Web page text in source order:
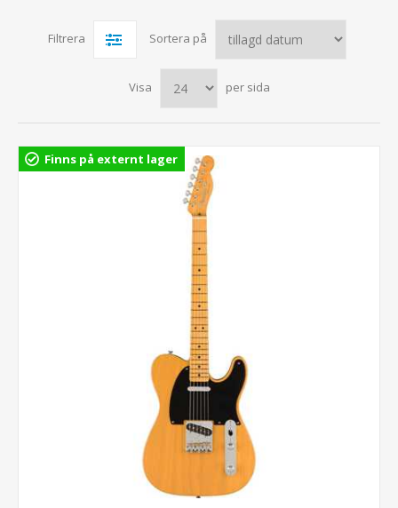
Filtrera Sortera på
Visa per sida
Finns på externt lager